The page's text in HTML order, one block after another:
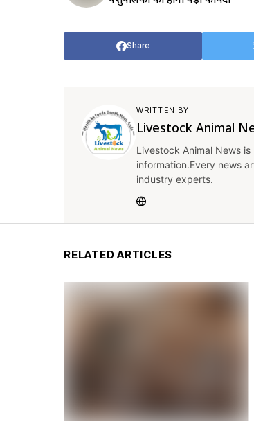
Share
WRITTEN BY
Livestock Animal
Livestock Animal News
information.Every news
industry experts.
RELATED ARTICLES